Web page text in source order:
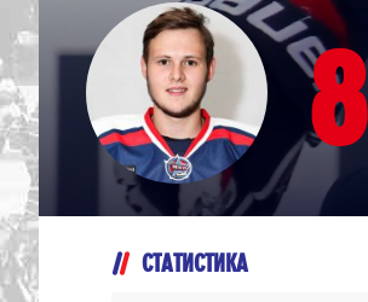
АКМ-
МХК
МХК
СТАТИСТИКА